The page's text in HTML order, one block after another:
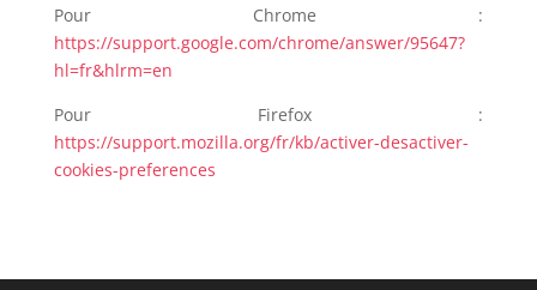
Pour Chrome :
https://support.google.com/chrome/answer/95647?
hl=fr&hlrm=en
Pour Firefox :
https://support.mozilla.org/fr/kb/activer-desactiver-
cookies-preferences